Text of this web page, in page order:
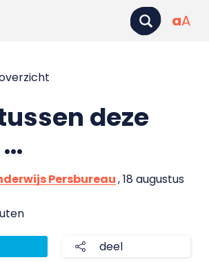
aA
deze
Persbureau, 18 augustus
deel